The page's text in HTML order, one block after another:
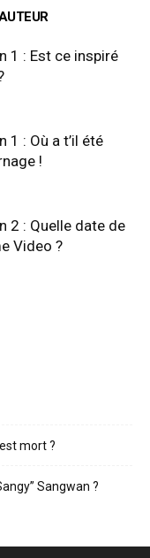
1 : Est ce inspiré
1 : Où a t’il été
!
2 : Quelle date de
Video ?
mort ?
Sangwan ?